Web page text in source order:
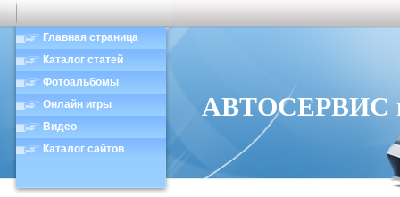
Главная страница
Каталог статей
Фотоальбомы
Онлайн игры
Видео
Каталог сайтов
АВТОСЕРВИС в